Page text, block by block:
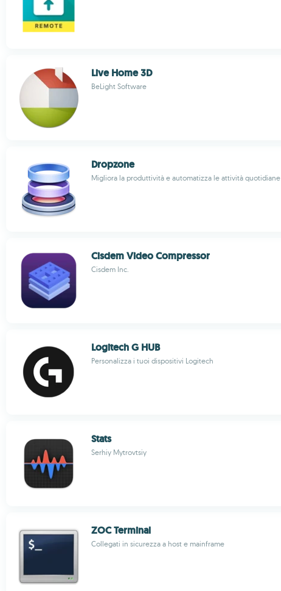
Live Home 3D
BeLight Software
Dropzone
Migliora la produttività e automatizza le attività quotidiane
Cisdem Video Compressor
Cisdem Inc.
Logitech G HUB
Personalizza i tuoi dispositivi Logitech
Stats
Serhiy Mytrovtsiy
ZOC Terminal
Collegati in sicurezza a host e mainframe